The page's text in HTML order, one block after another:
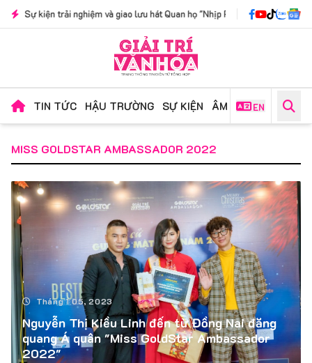
trải nghiệm và giao lưu hát Quan họ "Nhịp Phách Kinh Bắc": Nơi lời ca xưa
TIN TỨC HẬU TRƯỜNG SỰ KIỆN ÂM NHẠC PHIM
EN
MISS GOLDSTAR AMBASSADOR 2022
Tháng 1 05, 2023
Nguyễn Thị Kiều Linh đến từ Đồng Nai đăng
quang Á quân "Miss GoldStar Ambassador
2022"